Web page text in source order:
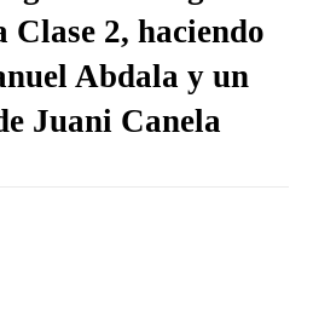
Clase 2, haciendo
Abdala y un
Juani Canela